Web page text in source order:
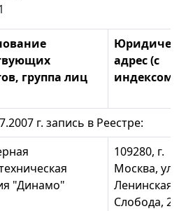
группа лиц
адрес (с
индексом)
г. запись в Реестре:
"Динамо"
109280, г.
Москва, ул.
Ленинская
Слобода, 26